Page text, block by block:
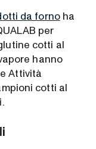
da fornoha
per
cotti al
hanno
Attività
cotti al